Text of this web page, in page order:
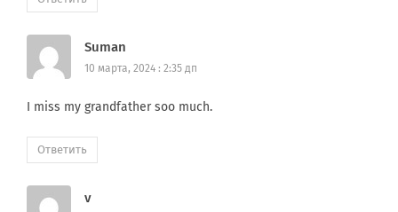
Suman
10 марта, 2024 : 2:35 дп
I miss my grandfather soo much.
Ответить
v